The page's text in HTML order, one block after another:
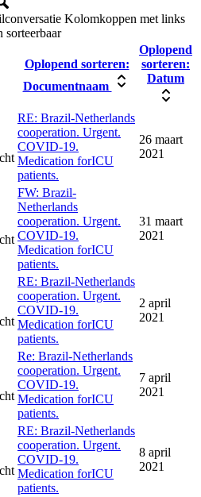
Kolomkoppen met links
sorteerbaar
Oplopend sorteren:
Documentnaam
Oplopend
sorteren:
Datum
RE: Brazil-Netherlands
cooperation. Urgent.
COVID-19.
Medication forICU
patients.
26 maart
2021
FW: Brazil-
Netherlands
cooperation. Urgent.
COVID-19.
Medication forICU
patients.
31 maart
2021
RE: Brazil-Netherlands
cooperation. Urgent.
COVID-19.
Medication forICU
patients.
2 april
2021
Re: Brazil-Netherlands
cooperation. Urgent.
COVID-19.
Medication forICU
patients.
7 april
2021
RE: Brazil-Netherlands
cooperation. Urgent.
COVID-19.
Medication forICU
patients.
8 april
2021